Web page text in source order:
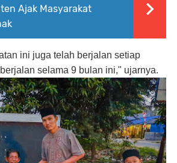
Ajak Masyarakat
ini juga telah berjalan setiap
selama 9 bulan ini," ujarnya.